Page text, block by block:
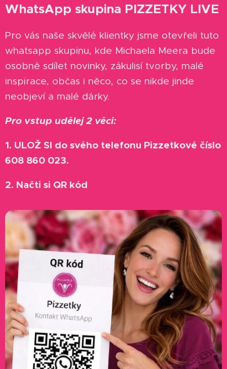
WhatsApp skupina PIZZETKY LIVE
Pro vás naše skvělé klientky jsme otevřeli tuto
whatsapp skupinu, kde Michaela Meera bude
osobně sdílet novinky, zákulisí tvorby, malé
inspirace, občas i něco, co se nikde jinde
neobjeví a malé dárky.
Pro vstup udělej 2 věci:
1. ULOŽ SI do svého telefonu Pizzetkové číslo
608 860 023.
2. Načti si QR kód